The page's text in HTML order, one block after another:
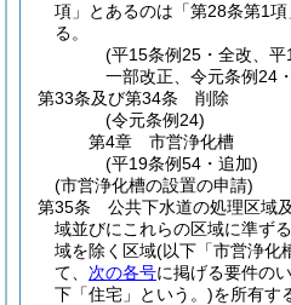
項」とあるのは「第28条第1
る。
(平15条例25・全改、平
一部改正、令元条例24
第33条及び第34条
削除
(令元条例24)
第4章
市営浄化槽
(平19条例54・追加)
(市営浄化槽の設置の申請)
第35条
公共下水道の処理区域
域並びにこれらの区域に準ず
域を除く区域(以下「市営浄化
て、 次の各号に掲げる要件の
下「住宅」という。)を所有す